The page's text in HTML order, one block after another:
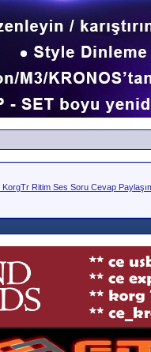
Ritim Ses Soru Cevap